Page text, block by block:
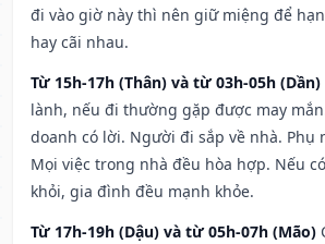
đi vào giờ này thì nên giữ miệng để
hay cãi nhau.
Từ 15h-17h (Thân) và từ 03h-05h (Dần)
lành, nếu đi thường gặp được may
doanh có lời. Người đi sắp về nhà. Phụ
Mọi việc trong nhà đều hòa hợp. Nếu
khỏi, gia đình đều mạnh khỏe.
Từ 17h-19h (Dậu) và từ 05h-07h (Mão)